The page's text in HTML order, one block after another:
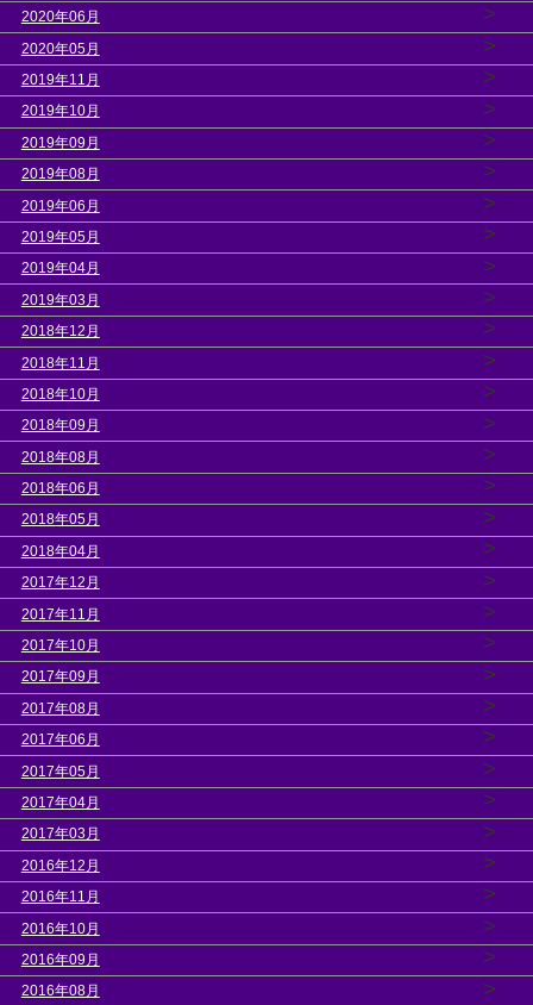
2020年06月 >
2020年05月 >
2019年11月 >
2019年10月 >
2019年09月 >
2019年08月 >
2019年06月 >
2019年05月 >
2019年04月 >
2019年03月 >
2018年12月 >
2018年11月 >
2018年10月 >
2018年09月 >
2018年08月 >
2018年06月 >
2018年05月 >
2018年04月 >
2017年12月 >
2017年11月 >
2017年10月 >
2017年09月 >
2017年08月 >
2017年06月 >
2017年05月 >
2017年04月 >
2017年03月 >
2016年12月 >
2016年11月 >
2016年10月 >
2016年09月 >
2016年08月 >